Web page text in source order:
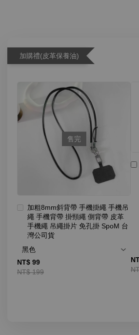
加購禮(皮革保養油)
售完
加粗8mm斜背帶 手機掛繩 手機吊
繩 手機背帶 掛頸繩 側背帶 皮革
手機繩 吊繩掛片 免孔掛 SpoM 台
灣公司貨
NT$ 99
NT$ 199